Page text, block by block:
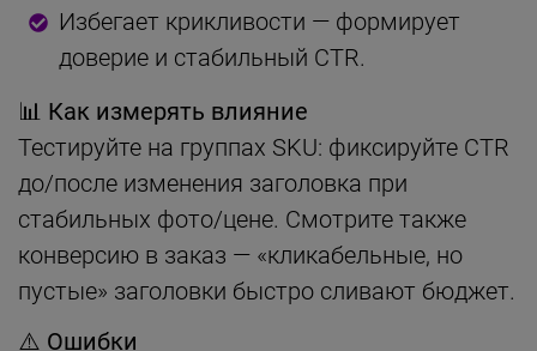
Избегает крикливости — формирует
доверие и стабильный CTR.
📊 Как измерять влияние
Тестируйте на группах SKU: фиксируйте CTR
до/после изменения заголовка при
стабильных фото/цене. Смотрите также
конверсию в заказ — «кликабельные, но
пустые» заголовки быстро сливают бюджет.
⚠️ Ошибки